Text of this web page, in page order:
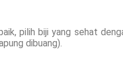
pilih biji yang sehat
dibuang).